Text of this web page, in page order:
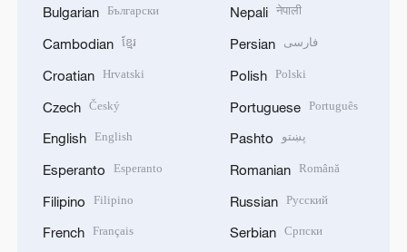
Bulgarian Български
Cambodian ខ្មែរ
Croatian Hrvatski
Czech Český
English English
Esperanto Esperanto
Filipino Filipino
French Français
Nepali नेपाली
Persian فارسی
Polish Polski
Portuguese Português
Pashto پښتو
Romanian Română
Russian Русский
Serbian Српски